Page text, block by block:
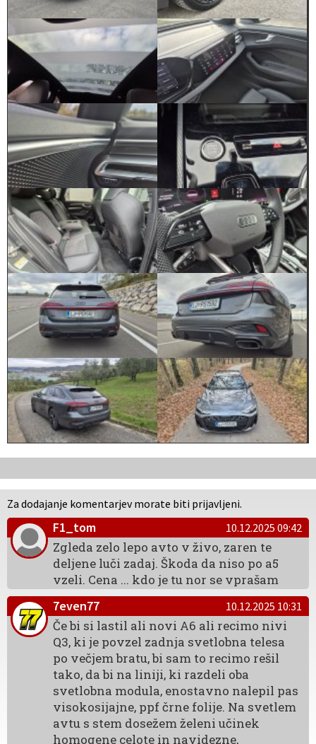
Za dodajanje komentarjev morate biti prijavljeni.
F1_tom 10.12.2025 09:42
Zgleda zelo lepo avto v živo, zaren te
deljene luči zadaj. Škoda da niso po a5
vzeli. Cena ... kdo je tu nor se vprašam
7even77
10.12.2025 10:31
Če bi si lastil ali novi A6 ali recimo nivi
Q3, ki je povzel zadnja svetlobna telesa
po večjem bratu, bi sam to recimo rešil
tako, da bi na liniji, ki razdeli oba
svetlobna modula, enostavno nalepil pas
visokosijajne, ppf črne folije. Na svetlem
avtu s stem dosežem želeni učinek
homogene celote in navidezne,